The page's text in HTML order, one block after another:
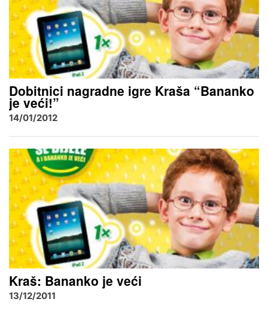
Dobitnici nagradne igre Kraša “Bananko
je veći!”
14/01/2012
Kraš: Bananko je veći
13/12/2011